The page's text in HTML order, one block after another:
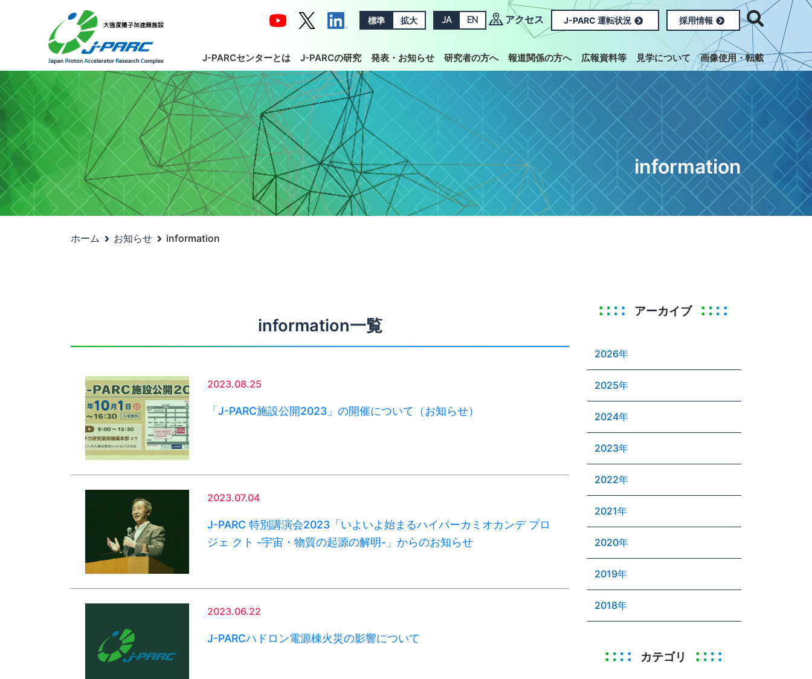
標準 拡大 JA EN アクセス J-PARC 運転状況 採用情報
J-PARCセンターとは J-PARCの研究 発表・お知らせ 研究者の方へ 報道関係の方へ 広報資料等 見学について 画像使用・転載
information
ホーム お知らせ information
information一覧
2023.08.25
「J-PARC施設公開2023」の開催について（お知らせ）
2023.07.04
J-PARC 特別講演会2023「いよいよ始まるハイパーカミオカンデ プロ
ジェ クト -宇宙・物質の起源の解明-」からのお知らせ
2023.06.22
J-PARCハドロン電源棟火災の影響について
アーカイブ
2026年
2025年
2024年
2023年
2022年
2021年
2020年
2019年
2018年
カテゴリ